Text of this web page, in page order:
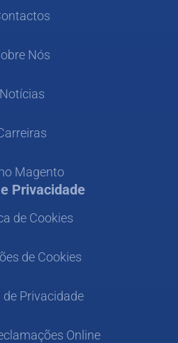
Nós
Notícias
Magento
Privacidade
de Cookies
de Cookies
de Privacidade
Online